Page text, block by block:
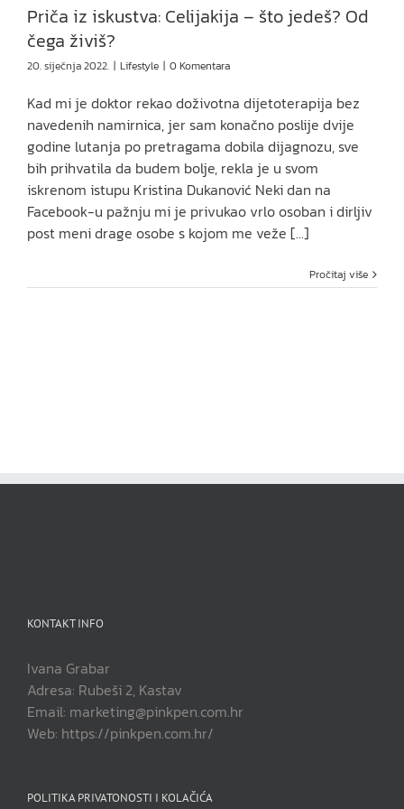
Priča iz iskustva: Celijakija – što jedeš? Od
čega živiš?
20. siječnja 2022. | Lifestyle | 0 Komentara
Kad mi je doktor rekao doživotna dijetoterapija bez
navedenih namirnica, jer sam konačno poslije dvije
godine lutanja po pretragama dobila dijagnozu, sve
bih prihvatila da budem bolje, rekla je u svom
iskrenom istupu Kristina Dukanović Neki dan na
Facebook-u pažnju mi je privukao vrlo osoban i dirljiv
post meni drage osobe s kojom me veže [...]
Pročitaj više
KONTAKT INFO
Ivana Grabar
Adresa: Rubeši 2, Kastav
Email: marketing@pinkpen.com.hr
Web: https://pinkpen.com.hr/
POLITIKA PRIVATONOSTI I KOLAČIĆA